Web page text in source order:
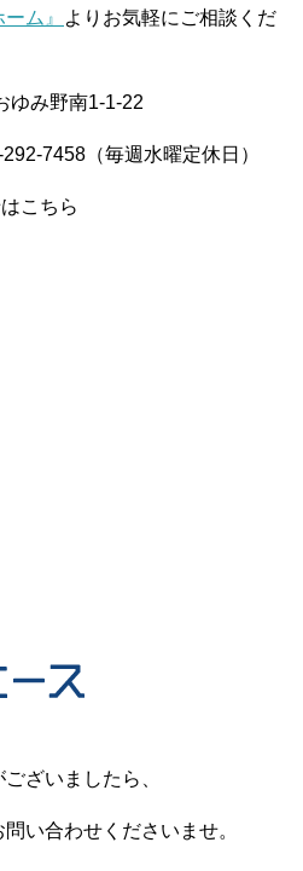
ム』
よりお気軽にご相談くだ
み野南1-1-22
7458（毎週水曜定休日）
こちら
ざいましたら、
い合わせくださいませ。